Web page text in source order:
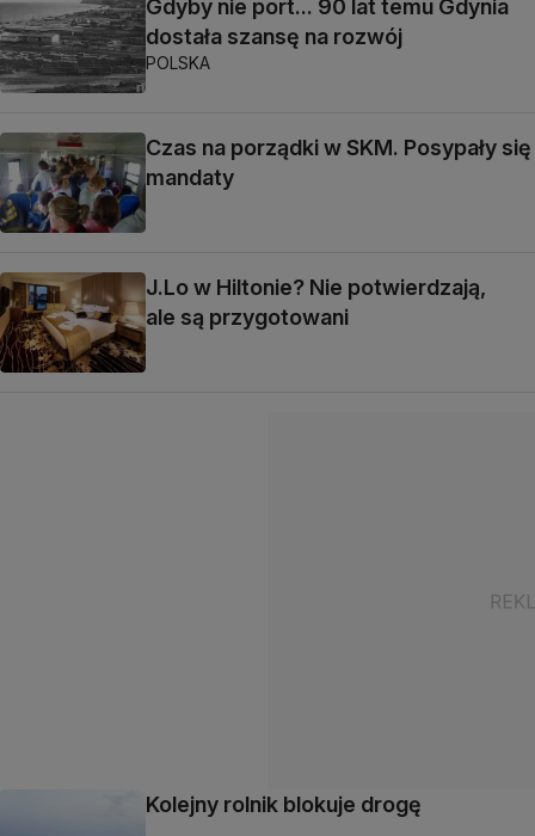
Gdyby nie port... 90 lat temu Gdynia
dostała szansę na rozwój
POLSKA
Czas na porządki w SKM. Posypały się
mandaty
J.Lo w Hiltonie? Nie potwierdzają,
ale są przygotowani
Kolejny rolnik blokuje drogę